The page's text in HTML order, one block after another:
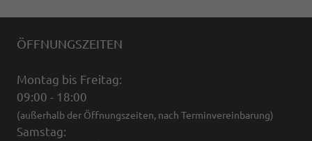
ÖFFNUNGSZEITEN
Montag bis Freitag:
09:00 - 18:00
(außerhalb der Öffnungszeiten, nach Terminvereinbarung)
Samstag: